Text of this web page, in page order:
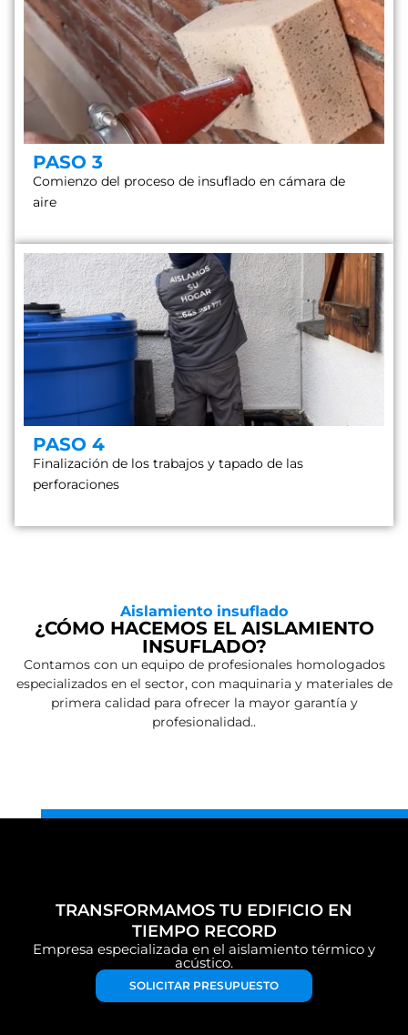
PASO 3
Comienzo del proceso de insuflado en cámara de
aire
PASO 4
Finalización de los trabajos y tapado de las
perforaciones
Aislamiento insuflado
¿CÓMO HACEMOS EL AISLAMIENTO
INSUFLADO?
Contamos con un equipo de profesionales homologados
especializados en el sector, con maquinaria y materiales de
primera calidad para ofrecer la mayor garantía y
profesionalidad..
TRANSFORMAMOS TU EDIFICIO EN
TIEMPO RECORD
Empresa especializada en el aislamiento térmico y
acústico.
SOLICITAR PRESUPUESTO